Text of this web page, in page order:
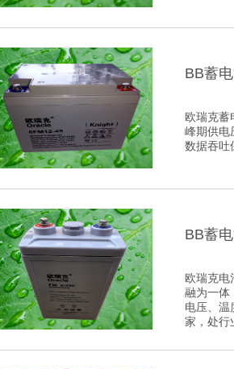
BB蓄
欧瑞克蓄
峰期供电
数据吞吐
BB蓄
欧瑞克电
融为一体
电压、温
家，处行